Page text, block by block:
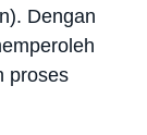
Dengan
proses